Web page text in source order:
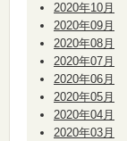
2020年10月
2020年09月
2020年08月
2020年07月
2020年06月
2020年05月
2020年04月
2020年03月